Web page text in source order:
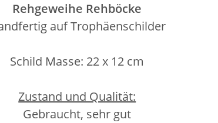
Rehgeweihe Rehböcke
auf Trophäenschilder
Schild Masse: 22 x 12 cm
Zustand und Qualität:
Gebraucht, sehr gut